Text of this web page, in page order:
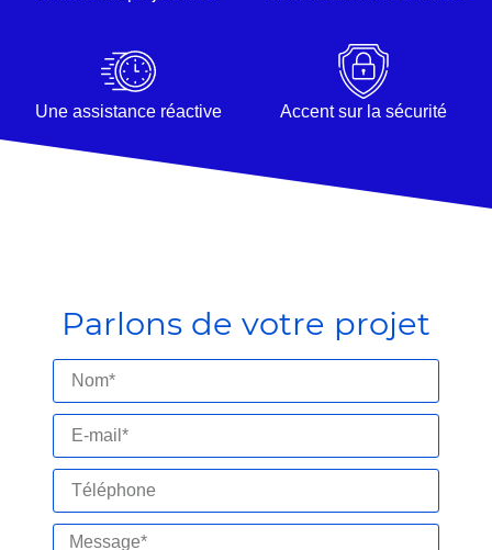
Une assistance réactive Accent sur la sécurité
Parlons de votre projet